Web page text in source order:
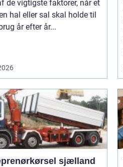
de vigtigste faktorer, når et
hal eller sal skal holde til
år efter år...
sjælland